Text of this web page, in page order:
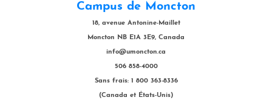
Campus de Moncton
18, avenue Antonine-Maillet
Moncton NB E1A 3E9, Canada
info@umoncton.ca
506 858-4000
Sans frais: 1 800 363-8336
(Canada et États-Unis)